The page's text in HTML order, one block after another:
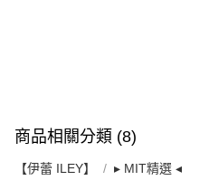
商品相關分類 (8)
【伊蕾 ILEY】 ▸ MIT精選 ◂